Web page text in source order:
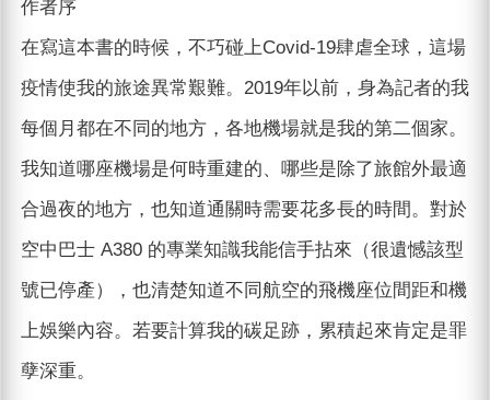
作者序
在寫這本書的時候，不巧碰上Covid-19肆虐全球，這場
疫情使我的旅途異常艱難。2019年以前，身為記者的我
每個月都在不同的地方，各地機場就是我的第二個家。
我知道哪座機場是何時重建的、哪些是除了旅館外最適
合過夜的地方，也知道通關時需要花多長的時間。對於
空中巴士 A380 的專業知識我能信手拈來（很遺憾該型
號已停產），也清楚知道不同航空的飛機座位間距和機
上娛樂內容。若要計算我的碳足跡，累積起來肯定是罪
孽深重。